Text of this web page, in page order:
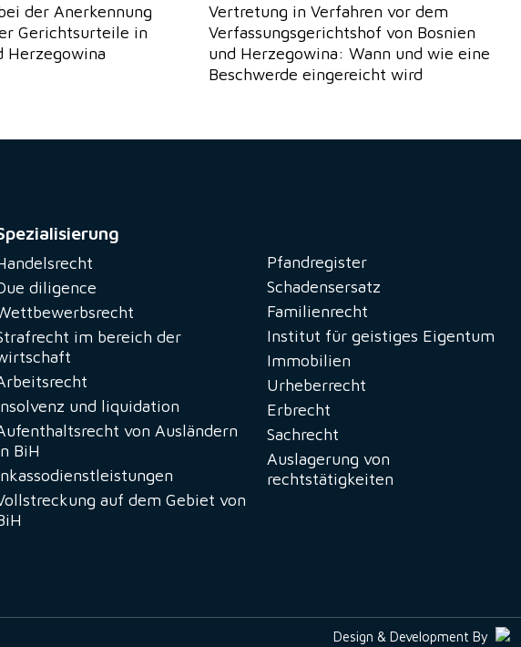
der Anerkennung
Gerichtsurteile in
Herzegowina
Vertretung in Verfahren vor dem
Verfassungsgerichtshof von Bosnien
und Herzegowina: Wann und wie eine
Beschwerde eingereicht wird
diligence
im bereich der
und liquidation
von Ausländern
BiH
auf dem Gebiet von
Pfandregister
Schadensersatz
Familienrecht
Institut für geistiges Eigentum
Immobilien
Urheberrecht
Erbrecht
Sachrecht
Auslagerung von
rechtstätigkeiten
Design & Development By